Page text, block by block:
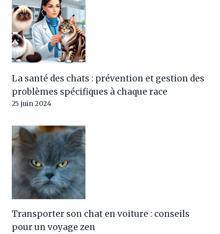
La santé des chats : prévention et gestion des
problèmes spécifiques à chaque race
25 juin 2024
Transporter son chat en voiture : conseils
pour un voyage zen